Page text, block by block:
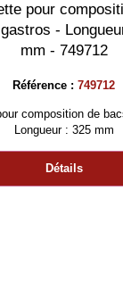
pour
-
mm - 749712
Référence :749712
composition de
Longueur : 325 mm
Détails